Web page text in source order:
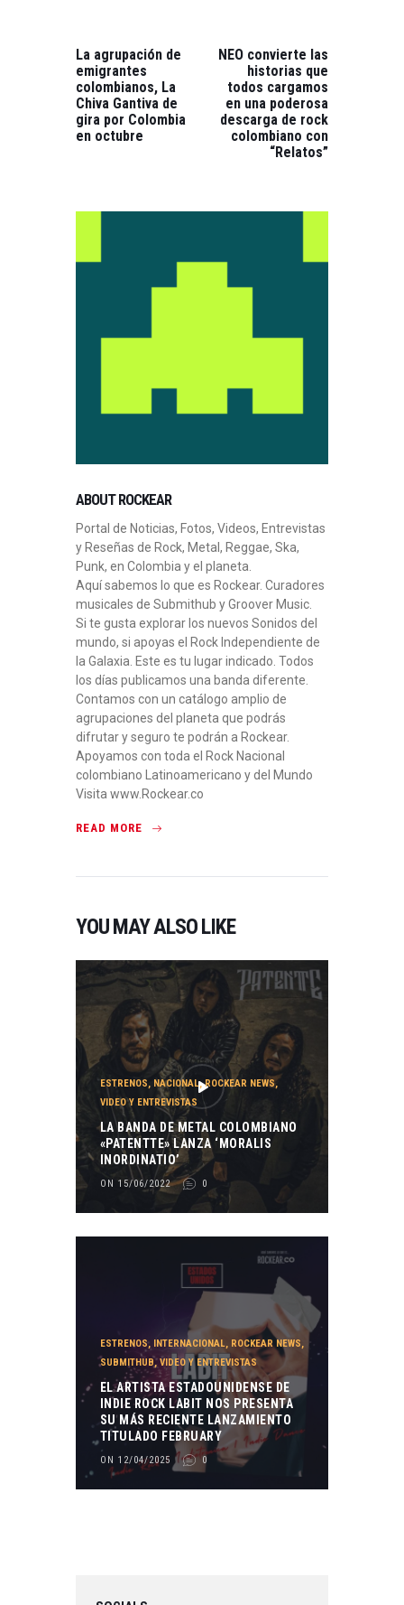
POST:
La agrupación de
emigrantes
colombianos, La
Chiva Gantiva de
gira por Colombia
en octubre
NEO convierte las
historias que
todos cargamos
en una poderosa
descarga de rock
colombiano con
“Relatos”
ABOUT ROCKEAR
Portal de Noticias, Fotos, Videos, Entrevistas
y Reseñas de Rock, Metal, Reggae, Ska,
Punk, en Colombia y el planeta.
Aquí sabemos lo que es Rockear. Curadores
musicales de Submithub y Groover Music.
Si te gusta explorar los nuevos Sonidos del
mundo, si apoyas el Rock Independiente de
la Galaxia. Este es tu lugar indicado. Todos
los días publicamos una banda diferente.
Contamos con un catálogo amplio de
agrupaciones del planeta que podrás
difrutar y seguro te podrán a Rockear.
Apoyamos con toda el Rock Nacional
colombiano Latinoamericano y del Mundo
Visita www.Rockear.co
READ MORE
YOU MAY ALSO LIKE
ESTRENOS, NACIONAL,ROCKEAR NEWS,
VIDEO Y ENTREVISTAS
LA BANDA DE METAL COLOMBIANO
«PATENTTE» LANZA ‘MORALIS
INORDINATIO’
ON 15/06/2022 0
ESTRENOS, INTERNACIONAL, ROCKEAR NEWS,
SUBMITHUB,VIDEO Y ENTREVISTAS
EL ARTISTA ESTADOUNIDENSE DE
INDIE ROCK LABIT NOS PRESENTA
SU MÁS RECIENTE LANZAMIENTO
TITULADO FEBRUARY
ON 12/04/2025 0